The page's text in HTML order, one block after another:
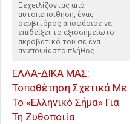
Ξεχειλίζοντας από
αυτοπεποίθηση, ένας
σερβιτόρος αποφάσισε να
επιδείξει το αξιοσημείωτο
ακροβατικό του σε ένα
ανυποψίαστο πλήθος.
ΕΛΛΑ-ΔΙΚΑ ΜΑΣ:
Τοποθέτηση Σχετικά Με
Το «Ελληνικό Σήμα» Για
Τη Ζυθοποιία